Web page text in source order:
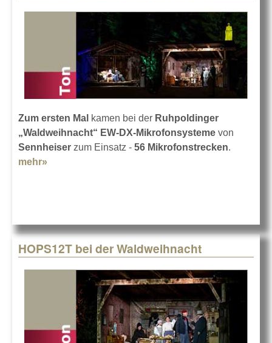
Zum ersten Mal kamen bei der Ruhpoldinger
„Waldweihnacht“ EW-DX-Mikrofonsysteme von
Sennheiser zum Einsatz - 56 Mikrofonstrecken.
mehr»
HOPS12T bei der Waldweihnacht